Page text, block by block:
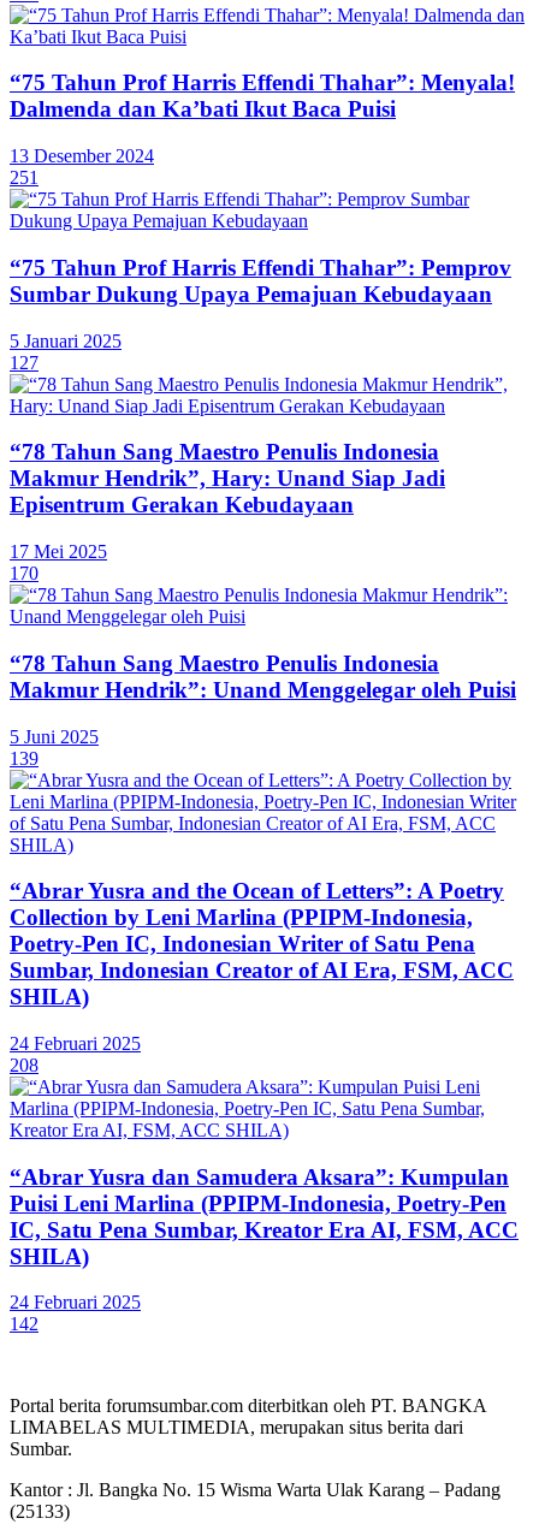
“75 Tahun Prof Harris Effendi Thahar”: Menyala!
Dalmenda dan Ka’bati Ikut Baca Puisi
13 Desember 2024
251
“75 Tahun Prof Harris Effendi Thahar”: Pemprov
Sumbar Dukung Upaya Pemajuan Kebudayaan
5 Januari 2025
127
“78 Tahun Sang Maestro Penulis Indonesia
Makmur Hendrik”, Hary: Unand Siap Jadi
Episentrum Gerakan Kebudayaan
17 Mei 2025
170
“78 Tahun Sang Maestro Penulis Indonesia
Makmur Hendrik”: Unand Menggelegar oleh Puisi
5 Juni 2025
139
“Abrar Yusra and the Ocean of Letters”: A Poetry
Collection by Leni Marlina (PPIPM-Indonesia,
Poetry-Pen IC, Indonesian Writer of Satu Pena
Sumbar, Indonesian Creator of AI Era, FSM, ACC
SHILA)
24 Februari 2025
208
“Abrar Yusra dan Samudera Aksara”: Kumpulan
Puisi Leni Marlina (PPIPM-Indonesia, Poetry-Pen
IC, Satu Pena Sumbar, Kreator Era AI, FSM, ACC
SHILA)
24 Februari 2025
142
Portal berita forumsumbar.com diterbitkan oleh PT. BANGKA
LIMABELAS MULTIMEDIA, merupakan situs berita dari
Sumbar.
Kantor : Jl. Bangka No. 15 Wisma Warta Ulak Karang – Padang
(25133)